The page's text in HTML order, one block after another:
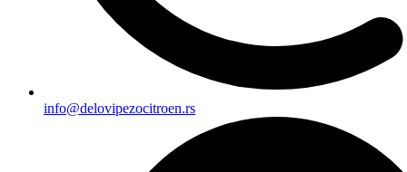
info@delovipezocitroen.rs